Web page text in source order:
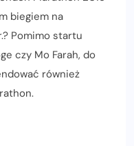
biegiem na
Pomimo startu
czy Mo Farah, do
również